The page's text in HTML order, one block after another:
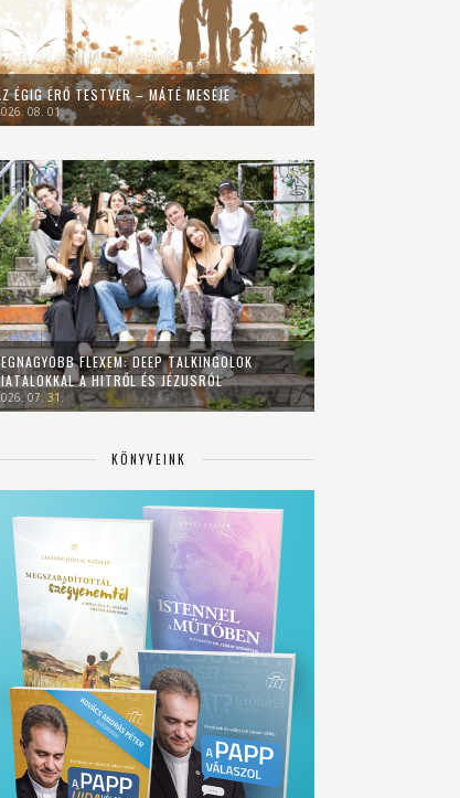
ÉGIG ÉRŐ TESTVÉR – MÁTÉ MESÉJE
08. 01.
FLEXEM: DEEP TALKINGOLOK
A HITRŐL ÉS JÉZUSRÓL
07. 31.
KÖNYVEINK